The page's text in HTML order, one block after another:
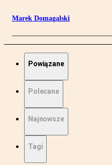
Marek Domagalski
Powiązane
Polecane
Najnowsze
Tagi